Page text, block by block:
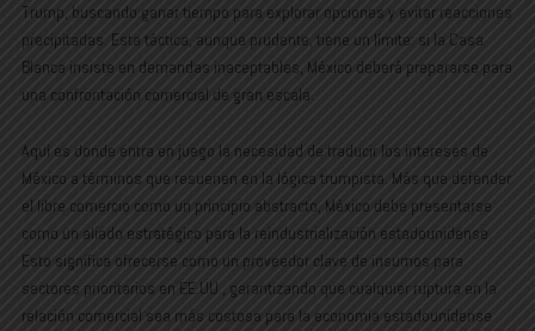
Trump, buscando ganar tiempo para explorar opciones y evitar reacciones
precipitadas. Esta táctica, aunque prudente, tiene un límite: si la Casa
Blanca insiste en demandas inaceptables, México deberá prepararse para
una confrontación comercial de gran escala.
Aquí es donde entra en juego la necesidad de traducir los intereses de
México a términos que resuenen en la lógica trumpista. Más que defender
el libre comercio como un principio abstracto, México debe presentarse
como un aliado estratégico para la reindustrialización estadounidense.
Esto significa ofrecerse como un proveedor clave de insumos para
sectores prioritarios en EE.UU., garantizando que cualquier ruptura en la
relación comercial sea más costosa para la economía estadounidense